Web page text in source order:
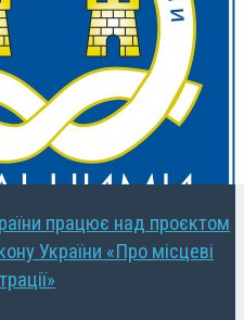
працює над проєктом
України «Про місцеві